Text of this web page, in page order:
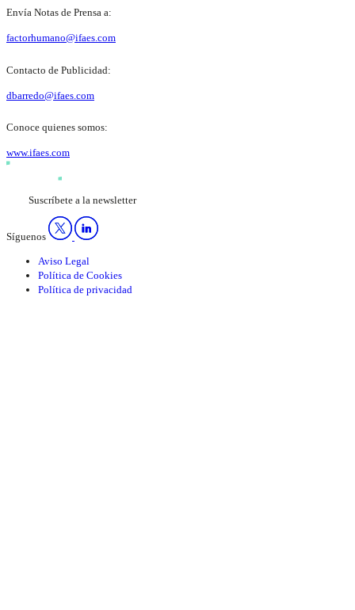
Envía Notas de Prensa a:
factorhumano@ifaes.com
Contacto de Publicidad:
dbarredo@ifaes.com
Conoce quienes somos:
www.ifaes.com
Suscríbete a la newsletter
Síguenos
Aviso Legal
Política de Cookies
Política de privacidad